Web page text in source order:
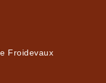
Froidevaux